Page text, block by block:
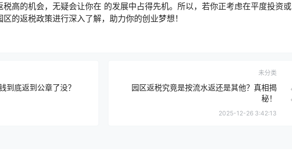
税高的机会，无疑会让你在 的发展中占得先机。所以，若你正考虑在平度投资或
的返税政策进行深入了解，助力你的创业梦想！
到底返到公章了没？
未分类
园区返税究竟是按流水返还是其他？真相揭
秘！
2025-12-26 3:42:13